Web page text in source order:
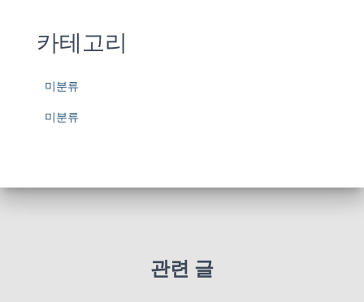
카테고리
미분류
미분류
관련 글